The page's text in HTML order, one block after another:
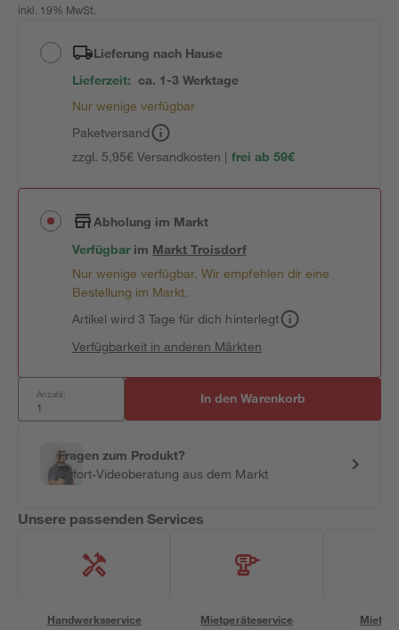
inkl. 19% MwSt.
Lieferung nach Hause
Lieferzeit: ca. 1-3 Werktage
Nur wenige verfügbar
Paketversand
zzgl. 5,95€ Versandkosten | frei ab 59€
Abholung im Markt
Verfügbar im MarktTroisdorf
Nur wenige verfügbar. Wir empfehlen dir eine
Bestellung im Markt.
Artikel wird 3 Tage für dich hinterlegt
Verfügbarkeit in anderen Märkten
Anzahl: In den Warenkorb
Fragen zum Produkt?
Sofort-Videoberatung aus dem Markt
Unsere passenden Services
Handwerksservice Mietgeräteservice